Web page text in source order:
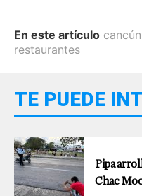
En este artículo cancún
restaurantes
TE PUEDE
Pipa
Chac